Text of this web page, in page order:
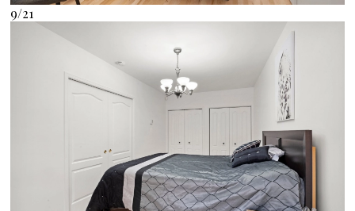
9/21